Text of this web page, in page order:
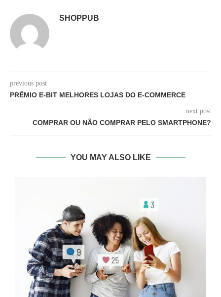
SHOPPUB
previous post
PRÊMIO E-BIT MELHORES LOJAS DO E-COMMERCE
next post
COMPRAR OU NÃO COMPRAR PELO SMARTPHONE?
YOU MAY ALSO LIKE